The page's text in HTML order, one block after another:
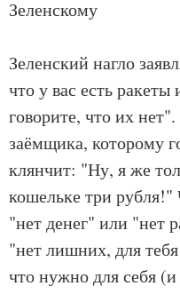
Зеленскому
Зеленский нагло
что у вас есть
говорите, что их
заёмщика, которому
клянчит: "Ну, я же
кошельке три рубля!"
"нет денег" или "нет
"нет лишних, для тебя
что нужно для себя (и